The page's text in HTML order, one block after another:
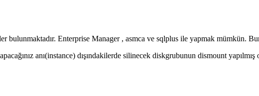
Enterprise Manager , asmca ve sqlplus ile yapmak mümkün.
anı(instance) dışındakilerde silinecek diskgrubunun dismount